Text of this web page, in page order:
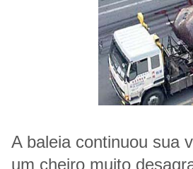
A baleia continuou sua
um cheiro muito